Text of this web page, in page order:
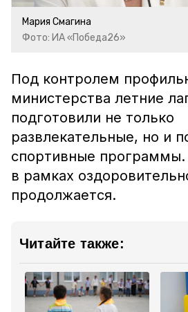
Мария Смагина
Фото: ИА «Победа26»
Под контролем
министерства летние
подготовили не только
развлекательные, но и
спортивные программы.
в рамках
продолжается.
Читайте также: